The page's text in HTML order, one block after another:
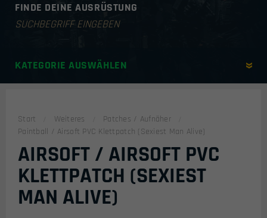
FINDE DEINE AUSRÜSTUNG
Products
KATEGORIE AUSWÄHLEN
Start Weiteres
Patches / Aufnäher
Paintball / Airsoft PVC Klettpatch (Sexiest Man Alive)
AIRSOFT / AIRSOFT PVC
KLETTPATCH (SEXIEST
MAN ALIVE)